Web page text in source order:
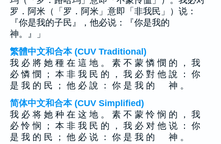
罗．阿米（「罗．阿米」意即「非我民」）说：
『你是我的子民』，他必说：『你是我的
神。』」
繁體中文和合本 (CUV Traditional)
我 必 將 她 種 在 這 地 。 素 不 蒙 憐 憫 的 ， 我
必 憐 憫 ； 本 非 我 民 的 ， 我 必 對 他 說 ： 你
是 我 的 民 ； 他 必 說 ： 你 是 我 的 神 。
简体中文和合本 (CUV Simplified)
我 必 将 她 种 在 这 地 。 素 不 蒙 怜 悯 的 ， 我
必 怜 悯 ； 本 非 我 民 的 ， 我 必 对 他 说 ： 你
是 我 的 民 ； 他 必 说 ： 你 是 我 的 神 。